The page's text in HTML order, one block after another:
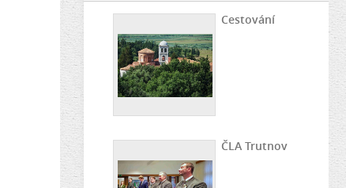
Cestování
ČLA Trutnov